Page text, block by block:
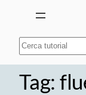
Cerca
Tag: